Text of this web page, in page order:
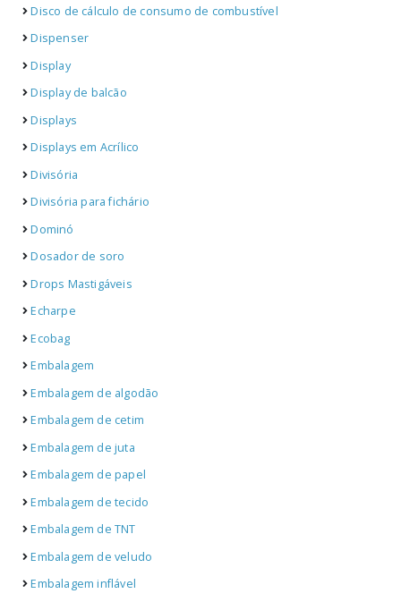
Disco de cálculo de consumo de combustível
Dispenser
Display
Display de balcão
Displays
Displays em Acrílico
Divisória
Divisória para fichário
Dominó
Dosador de soro
Drops Mastigáveis
Echarpe
Ecobag
Embalagem
Embalagem de algodão
Embalagem de cetim
Embalagem de juta
Embalagem de papel
Embalagem de tecido
Embalagem de TNT
Embalagem de veludo
Embalagem inflável